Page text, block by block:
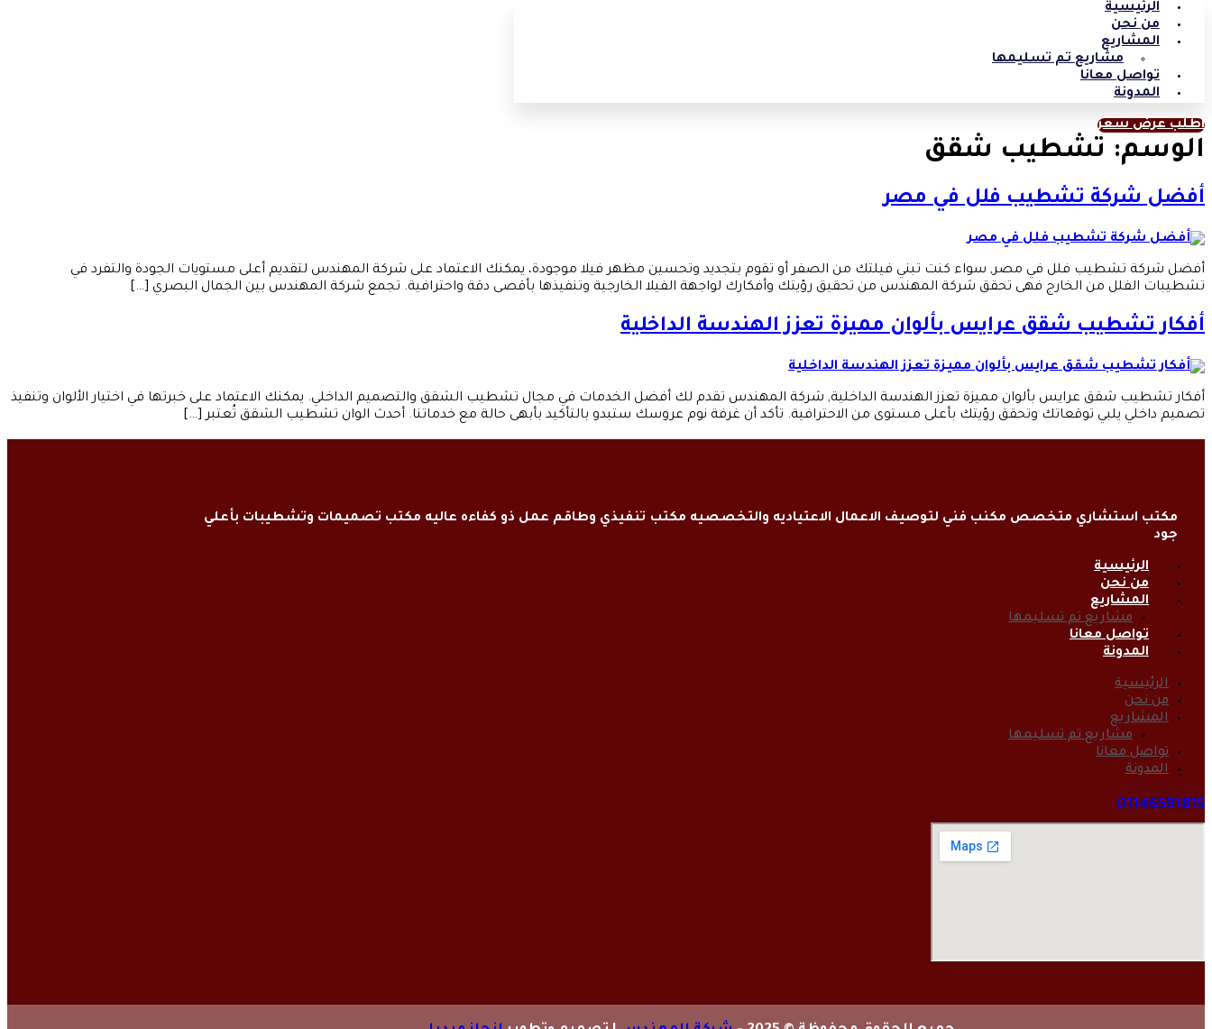
الرئيسية
من نحن
المشاريع
مشاريع تم تسليمها
تواصل معانا
المدونة
اطلب عرض سعر
الوسم: تشطيب شقق
أفضل شركة تشطيب فلل في مصر
أفضل شركة تشطيب فلل في مصر, سواء كنت تبني فيلتك من الصفر أو تقوم بتجديد وتحسين مظهر فيلا موجودة، يمكنك الاعتماد على شركة المهندس لتقديم أعلى مستويات الجودة والتفرد في
تشطيبات الفلل من الخارج فهى تحقق شركة المهندس من تحقيق رؤيتك وأفكارك لواجهة الفيلا الخارجية وتنفيذها بأقصى دقة واحترافية. تجمع شركة المهندس بين الجمال البصري […]
أفكار تشطيب شقق عرايس بألوان مميزة تعزز الهندسة الداخلية
أفكار تشطيب شقق عرايس بألوان مميزة تعزز الهندسة الداخلية, شركة المهندس تقدم لك أفضل الخدمات في مجال تشطيب الشقق والتصميم الداخلي. يمكنك الاعتماد على خبرتها في اختيار الألوان وتنفيذ
تصميم داخلي يلبي توقعاتك وتحقق رؤيتك بأعلى مستوى من الاحترافية. تأكد أن غرفة نوم عروسك ستبدو بالتأكيد بأبهى حالة مع خدماتنا. أحدث الوان تشطيب الشقق تُعتبر […]
مكتب استشاري متخصص مكنب فني لتوصيف الاعمال الاعتياديه والتخصصيه مكتب تنفيذي وطاقم عمل ذو كفاءه عاليه مكتب تصميمات وتشطيبات بأعلي
جود
الرئيسية
من نحن
المشاريع
مشاريع تم تسليمها
تواصل معانا
المدونة
الرئيسية
من نحن
المشاريع
مشاريع تم تسليمها
تواصل معانا
المدونة
01146591815